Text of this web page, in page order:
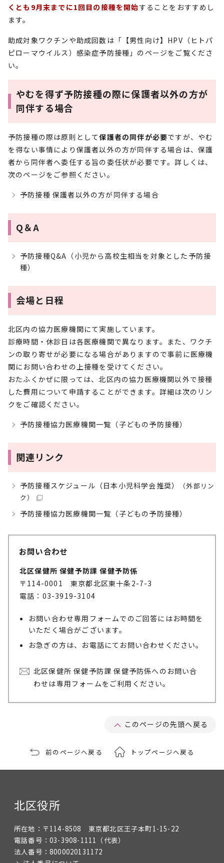
くとも9月末までに1回目の接種を開始することをおすすめし
ます。
助成対象ワクチンや助成回数は「【男性向け】HPV（ヒトパ
ピローマウイルス）感染症予防接種」のページをご覧くださ
い。
やむを得ず予防接種の際に保護者以外の方が
同伴する場合
予防接種の際は原則として保護者の同伴が必要ですが、やむ
を得ない事情により保護者以外の方が同伴する場合は、保護
者から同伴者へ委任する旨の委任状が必要です。詳しくは、
次のページをご参照ください。
予防接種 保護者以外の方が同伴する場合
Q＆A
予防接種Q&A（小児から高校生相当を対象とした予防接
種）
会場と日程
北区内の協力医療機関にて実施しています。
診療時間・休診日は各医療機関で異なります。また、ワクチ
ンの取り寄せが必要になる場合がありますので事前に医療機
関にお問い合わせの上接種を受けてください。
おたふくかぜに限っては、北区内の協力医療機関以外で接種
した費用について申請することができます。詳細は次のリン
クをご確認ください。
予防接種協力医療機関一覧（子どもの予防接種）
関連リンク
予防接種スケジュール（日本小児科学会推奨）
（外部リン
ク）
予防接種協力医療機関一覧（子どもの予防接種）
お問い合わせ
北区保健所 保健予防課 保健予防係
〒114-0001 東京都北区東十条2-7-3
電話：03-3919-3104
お問い合わせ専用フォームでのご回答にはお時間を
いただく場合がございます。
お急ぎの方は、お電話にてお問い合わせください。
北区保健所 保健予防課 保健予防係へのお問い合
わせは専用フォームをご利用ください。
このページの先頭へ戻る
前のページへ戻る トップページへ戻る
北区役所
所在地： 〒114-8508 東京都北区王子本町1-15-22
電話番号： 03-3908-1111 （代表）
法人番号： 8000020131172